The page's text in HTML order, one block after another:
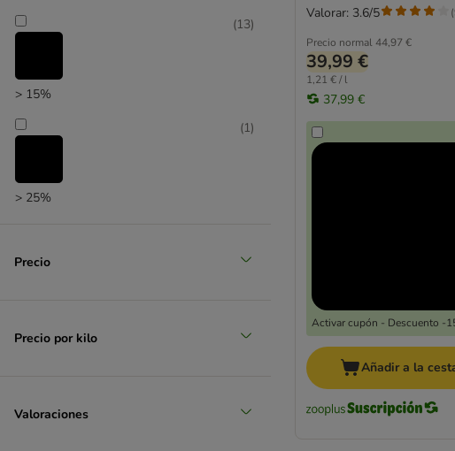
> 15%
(13)
> 25%
(1)
(1)
Precio
Precio por kilo
Valoraciones
Precio normal44,97 €
39,99 €
1,21 € / l
37,99 €
Activar cupón - Descuento -
Valorar: 3.6/5 (
Añadir a la